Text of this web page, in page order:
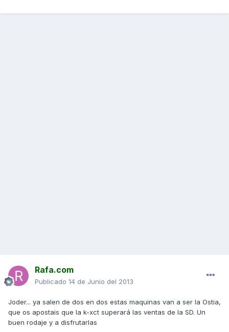
Rafa.com
Publicado 14 de Junio del 2013
Joder... ya salen de dos en dos estas maquinas van a ser la Ostia,
que os apostais que la k-xct superará las ventas de la SD. Un
buen rodaje y a disfrutarlas